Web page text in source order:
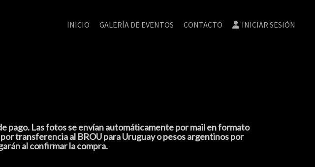
INICIO GALERÍA DE EVENTOS CONTACTO INICIAR SESIÓN
pago. Las fotos se envían automáticamente por mail en formato
transferencia al BROU para Uruguay o pesos argentinos por
al confirmar la compra.